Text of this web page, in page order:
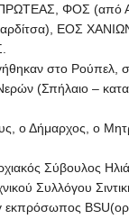
ΦΟΣ (από
ΕΟΣ
στο Ρούπελ,
(Σπήλαιο –
ο Δήμαρχος, ο
Σύβουλος
Συλλόγου
εκπρόσωπος